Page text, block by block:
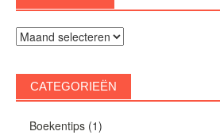
Archieven
CATEGORIEËN
Boekentips(1)